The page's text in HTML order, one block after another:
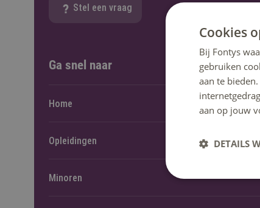
Stel een vraag
Ga snel naar
Home
Opleidingen
Minoren
Cookies
Bij Fontys
gebruiken
aan te
aan op jouw
DETAILS